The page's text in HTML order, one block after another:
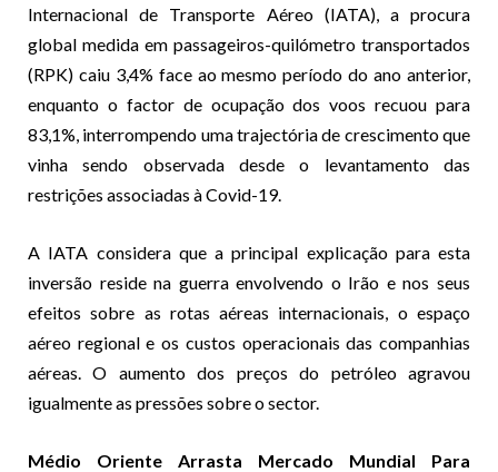
Internacional de Transporte Aéreo (IATA), a procura
global medida em passageiros-quilómetro transportados
(RPK) caiu 3,4% face ao mesmo período do ano anterior,
enquanto o factor de ocupação dos voos recuou para
83,1%, interrompendo uma trajectória de crescimento que
vinha sendo observada desde o levantamento das
restrições associadas à Covid-19.
A IATA considera que a principal explicação para esta
inversão reside na guerra envolvendo o Irão e nos seus
efeitos sobre as rotas aéreas internacionais, o espaço
aéreo regional e os custos operacionais das companhias
aéreas. O aumento dos preços do petróleo agravou
igualmente as pressões sobre o sector.
Médio Oriente Arrasta Mercado Mundial Para